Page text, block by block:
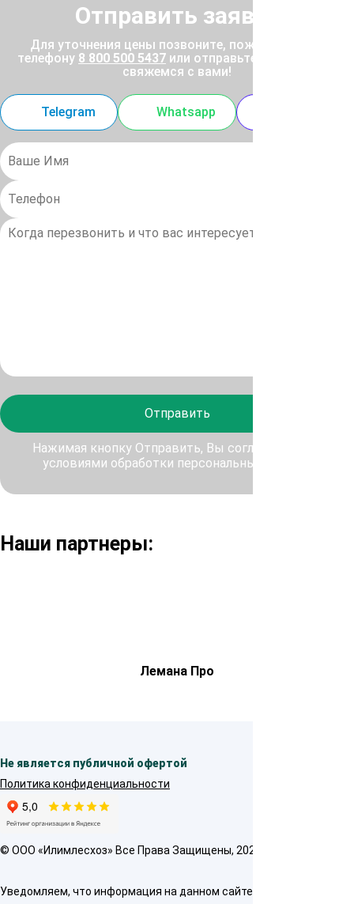
Отправить заявку
Для уточнения цены позвоните, пожалуйста, по
телефону 8 800 500 5437 или отправьте заявку, и мы
свяжемся с вами!
Telegram Whatsapp
Отправить
Нажимая кнопку Отправить, Вы соглашаетесь с
условиями обработки персональных данных
Наши партнеры:
Лемана Про
Не является публичной офертой
Политика конфиденциальности
© OOO «Илимлесхоз» Все Права Защищены, 2026
Уведомляем, что информация на данном сайте предназначена